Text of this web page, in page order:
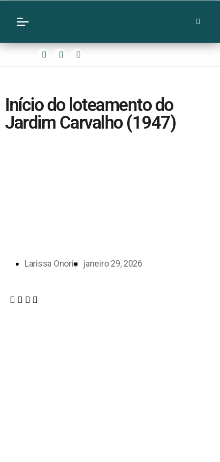
Início do loteamento do
Jardim Carvalho (1947)
Larissa Onorio janeiro 29, 2026